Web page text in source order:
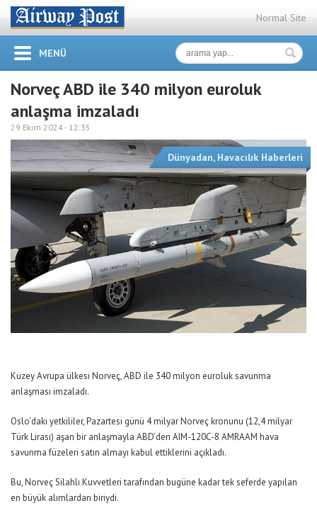
Normal Site
MENÜ
Norveç ABD ile 340 milyon euroluk
anlaşma imzaladı
29 Ekim 2024 - 12:35
Dünyadan, Havacılık Haberleri
Kuzey Avrupa ülkesi Norveç, ABD ile 340 milyon euroluk savunma
anlaşması imzaladı.
Oslo’daki yetkililer, Pazartesi günü 4 milyar Norveç kronunu (12,4 milyar
Türk Lirası) aşan bir anlaşmayla ABD’den AIM-120C-8 AMRAAM hava
savunma füzeleri satın almayı kabul ettiklerini açıkladı.
Bu, Norveç Silahlı Kuvvetleri tarafından bugüne kadar tek seferde yapılan
en büyük alımlardan biriydi.